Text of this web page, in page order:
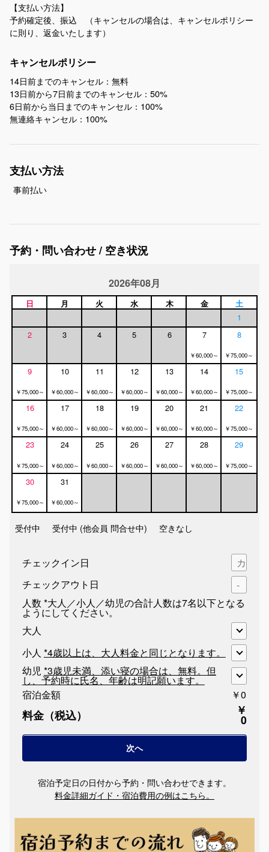
【支払い方法】
予約確定後、振込 （キャンセルの場合は、キャンセルポリシー
に則り、返金いたします）
キャンセルポリシー
14日前までのキャンセル：無料
13日前から7日前までのキャンセル：50%
6日前から当日までのキャンセル：100%
無連絡キャンセル：100%
支払い方法
事前払い
予約・問い合わせ / 空き状況
2026年08月
日 月 火 水 木 金 土
1
2
3 4 5 6 7
￥60,000～
8
￥75,000～
9
￥75,000～
10
￥60,000～
11
￥60,000～
12
￥60,000～
13
￥60,000～
14
￥60,000～
15
￥75,000～
16
￥75,000～
17
￥60,000～
18
￥60,000～
19
￥60,000～
20
￥60,000～
21
￥60,000～
22
￥75,000～
23
￥75,000～
24
￥60,000～
25
￥60,000～
26
￥60,000～
27
￥60,000～
28
￥60,000～
29
￥75,000～
30
￥75,000～
31
￥60,000～
受付中 受付中 (他会員 問合せ中) 空きなし
チェックイン日
チェックアウト日
人数 *大人／小人／幼児の合計人数は7名以下となる
ようにしてください。
大人
小人 *4歳以上は、大人料金と同じとなります。
幼児 *3歳児未満、添い寝の場合は、無料。但
し、予約時に氏名、年齢は明記願います。
宿泊金額
￥0
料金（税込） ￥
0
宿泊予定日の日付から予約・問い合わせできます。
料金詳細ガイド・宿泊費用の例はこちら。